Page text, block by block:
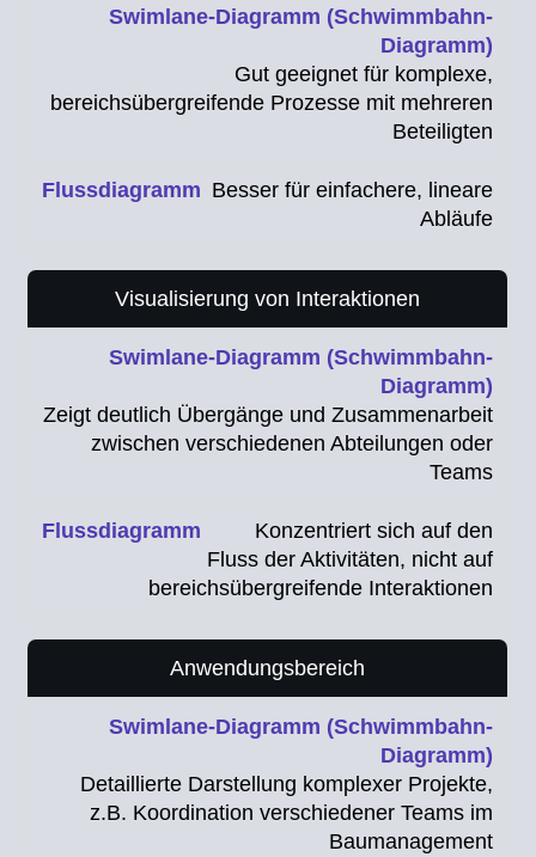
Gut geeignet für komplexe,
bereichsübergreifende Prozesse mit mehreren
Beteiligten
Besser für einfachere, lineare
Abläufe
Visualisierung von Interaktionen
Zeigt deutlich Übergänge und Zusammenarbeit
zwischen verschiedenen Abteilungen oder
Teams
Konzentriert sich auf den
Fluss der Aktivitäten, nicht auf
bereichsübergreifende Interaktionen
Anwendungsbereich
Detaillierte Darstellung komplexer Projekte,
z.B. Koordination verschiedener Teams im
Baumanagement